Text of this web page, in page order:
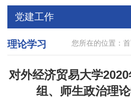
党建工作
您所在的位置：
理论学习
对外经济贸易大学
组、师生政治理